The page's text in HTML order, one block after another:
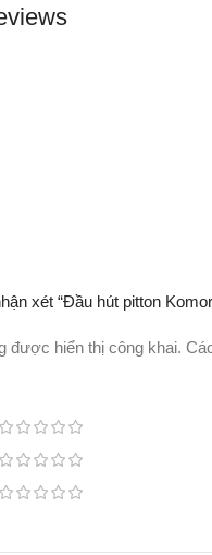
xét “Đầu hút pitton
được hiển thị công khai.